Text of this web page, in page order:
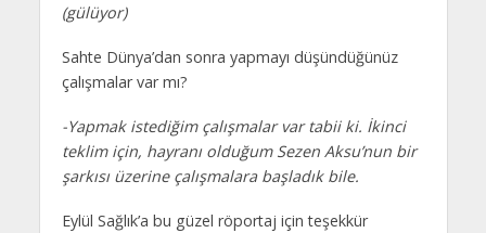
(gülüyor)
Sahte Dünya’dan sonra yapmayı düşündüğünüz
çalışmalar var mı?
-Yapmak istediğim çalışmalar var tabii ki. İkinci
teklim için, hayranı olduğum Sezen Aksu’nun bir
şarkısı üzerine çalışmalara başladık bile.
Eylül Sağlık’a bu güzel röportaj için teşekkür